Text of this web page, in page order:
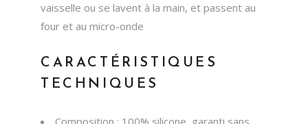
vaisselle ou se lavent à la main, et passent au
four et au micro-onde
CARACTÉRISTIQUES
TECHNIQUES
Composition : 100% silicone, garanti sans